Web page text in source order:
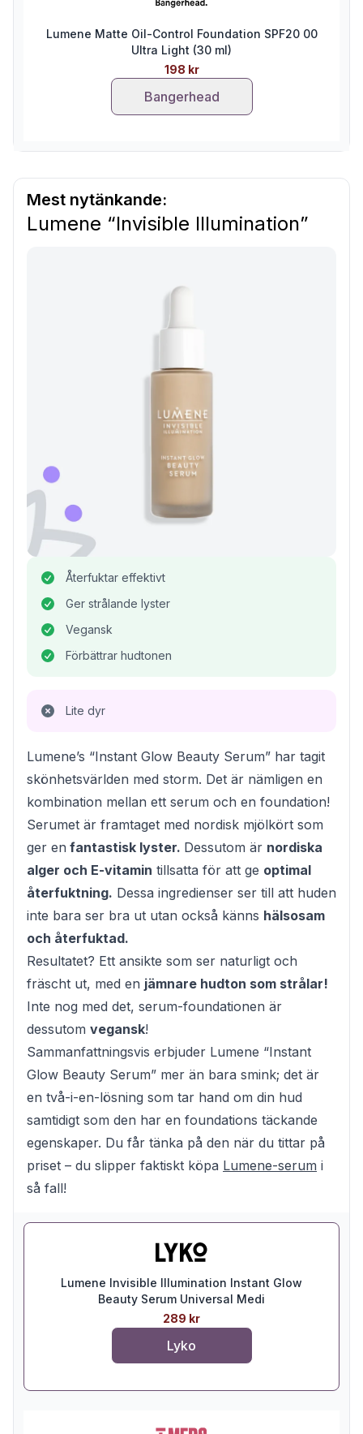
Lumene Matte Oil-Control Foundation SPF20 00
Ultra Light (30 ml)
198 kr
Bangerhead
Mest nytänkande:
Lumene “Invisible Illumination”
Återfuktar effektivt
Ger strålande lyster
Vegansk
Förbättrar hudtonen
Lite dyr
Lumene’s “Instant Glow Beauty Serum” har tagit
skönhetsvärlden med storm. Det är nämligen en
kombination mellan ett serum och en foundation!
Serumet är framtaget med nordisk mjölkört som
ger en fantastisk lyster. Dessutom är nordiska
alger och E-vitamin tillsatta för att ge optimal
återfuktning. Dessa ingredienser ser till att huden
inte bara ser bra ut utan också känns hälsosam
och återfuktad.
Resultatet? Ett ansikte som ser naturligt och
fräscht ut, med en jämnare hudton som strålar!
Inte nog med det, serum-foundationen är
dessutom vegansk!
Sammanfattningsvis erbjuder Lumene “Instant
Glow Beauty Serum” mer än bara smink; det är
en två-i-en-lösning som tar hand om din hud
samtidigt som den har en foundations täckande
egenskaper. Du får tänka på den när du tittar på
priset – du slipper faktiskt köpa Lumene-serum i
så fall!
Lumene Invisible Illumination Instant Glow
Beauty Serum Universal Medi
289 kr
Lyko